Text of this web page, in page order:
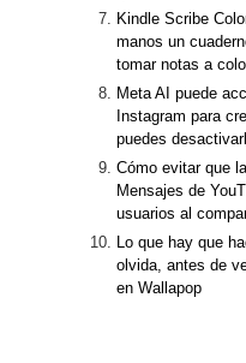
Kindle Scribe
manos un
tomar notas a
Meta AI puede
Instagram para
puedes
Cómo evitar que
Mensajes de
usuarios al
Lo que hay que
olvida, antes de
en Wallapop